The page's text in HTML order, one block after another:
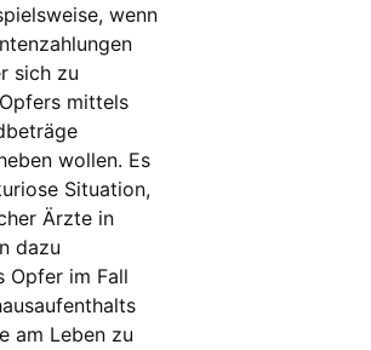
wenn
sich zu
mittels
wollen. Es
Situation,
Ärzte in
dazu
Opfer im Fall
am Leben zu